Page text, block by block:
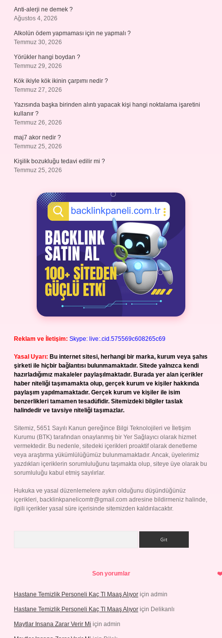
Anti-alerji ne demek ?
Ağustos 4, 2026
Alkolün ödem yapmaması için ne yapmalı ?
Temmuz 30, 2026
Yörükler hangi boydan ?
Temmuz 29, 2026
Kök ikiyle kök ikinin çarpımı nedir ?
Temmuz 27, 2026
Yazısında başka birinden alıntı yapacak kişi hangi noktalama işaretini
kullanır ?
Temmuz 26, 2026
maj7 akor nedir ?
Temmuz 25, 2026
Kişilik bozukluğu tedavi edilir mi ?
Temmuz 25, 2026
Reklam ve İletişim: Skype: live:.cid.575569c608265c69
Yasal Uyarı: Bu internet sitesi, herhangi bir marka, kurum veya şahıs
şirketi ile hiçbir bağlantısı bulunmamaktadır. Sitede yalnızca kendi
hazırladığımız makaleler paylaşılmaktadır. Burada yer alan içerikler
haber niteliği taşımamakta olup, gerçek kurum ve kişiler hakkında
paylaşım yapılmamaktadır. Gerçek kurum ve kişiler ile isim
benzerlikleri tamamen tesadüfidir. Sitemizdeki bilgiler taslak
halindedir ve tavsiye niteliği taşımazlar.
Sitemiz, 5651 Sayılı Kanun gereğince Bilgi Teknolojileri ve İletişim
Kurumu (BTK) tarafından onaylanmış bir Yer Sağlayıcı olarak hizmet
vermektedir. Bu nedenle, sitedeki içerikleri proaktif olarak denetleme
veya araştırma yükümlülüğümüz bulunmamaktadır. Ancak, üyelerimiz
yazdıkları içeriklerin sorumluluğunu taşımakta olup, siteye üye olarak bu
sorumluluğu kabul etmiş sayılırlar.
Hukuka ve yasal düzenlemelere aykırı olduğunu düşündüğünüz
içerikleri, backlinkpanelicomtr@gmail.com adresine bildirmeniz halinde,
ilgili içerikler yasal süre içerisinde sitemizden kaldırılacaktır.
Son yorumlar
Hastane Temizlik Personeli Kaç Tl Maaş Alıyor için admin
Hastane Temizlik Personeli Kaç Tl Maaş Alıyor için Delikanlı
Maytlar Insana Zarar Verir Mi için admin